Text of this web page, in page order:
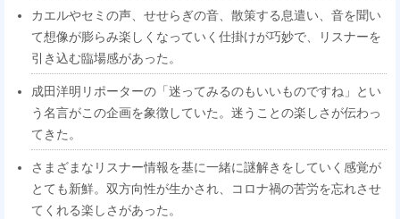
カエルやセミの声、せせらぎの音、散策する息遣い、音を聞い
て想像が膨らみ楽しくなっていく仕掛けが巧妙で、リスナーを
引き込む臨場感があった。
成田洋明リポーターの「迷ってみるのもいいものですね」とい
う名言がこの企画を象徴していた。迷うことの楽しさが伝わっ
てきた。
さまざまなリスナー情報を基に一緒に謎解きをしていく感覚が
とても新鮮。双方向性が生かされ、コロナ禍の苦労を忘れさせ
てくれる楽しさがあった。